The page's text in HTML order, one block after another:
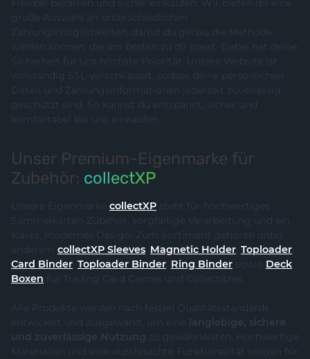
Flexibel bezahlen und sicher einkaufen: Wir bieten dir eine
große Auswahl an unterschiedlichen
Zahlungsmöglichkeiten, damit du genau die Methode
wählen können, die am besten zu dir passt. Dabei hat deine
Sicherheit für uns höchste Priorität. Unsere Website ist
vollständig SSL-verschlüsselt, sodass deine persönlichen
Daten und Zahlungsinformationen jederzeit zuverlässig
geschützt sind. So kannst du entspannt, sicher und
komfortabel bei uns einkaufen.
Unser Premium-Eigenmarke für
Zubehör: collectXP
Unsere Eigenmarke collectXP steht für hochwertiges
Sammelkarten-Zubehör, sorgfältige Verarbeitung und ein
klares, modernes Design. Zum Sortiment gehören unter
anderem collectXP Sleeves, Magnetic Holder, Toploader,
Card Binder, Toploader Binder, Ring Binder sowie Deck
Boxen für Trading Card Games und Collectibles.
Alle Produkte werden nach festen Qualitätsstandards
entwickelt und ausgewählt, um eine langlebige, sichere
und zuverlässige Nutzung zu gewährleisten. Hochwertige
Materialien und eine durchdachte Funktionalität sorgen für